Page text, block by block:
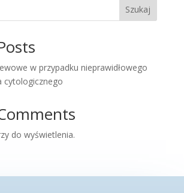
Szukaj
w przypadku nieprawidłowego
cytologicznego
do wyświetlenia.